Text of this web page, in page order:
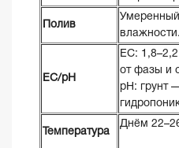
Полив
влажности.
ЕС/pH
EC:
от фазы и
pH: грунт
Температура
Днём